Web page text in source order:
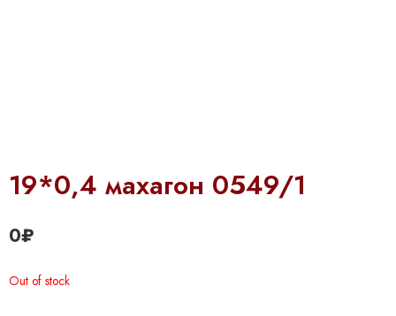
19*0,4 махагон 0549/1
0₽
Out of stock